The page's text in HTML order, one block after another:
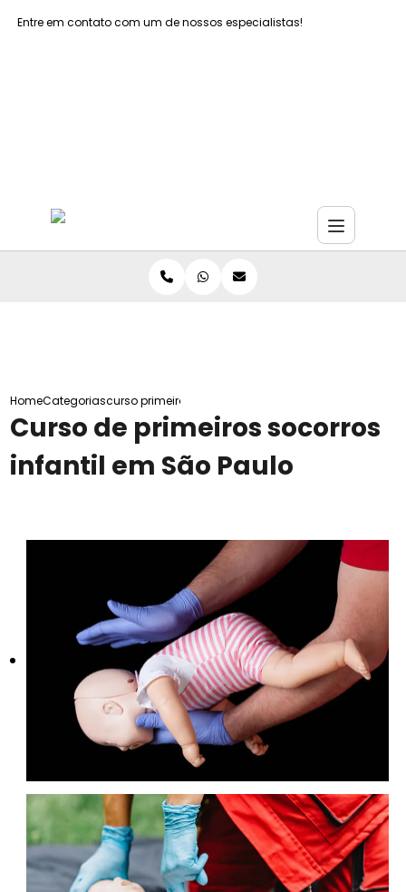
Entre em contato com um de nossos especialistas!
HomeCategoriascurso primeiros socorros infantil sao paulo
Curso de primeiros socorros
infantil em São Paulo